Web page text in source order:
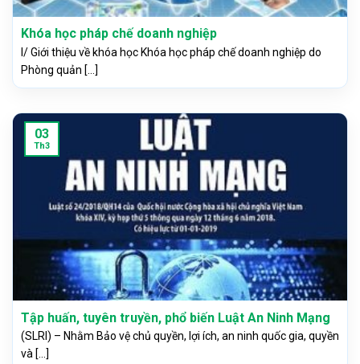
Khóa học pháp chế doanh nghiệp
I/ Giới thiệu về khóa học Khóa học pháp chế doanh nghiệp do
Phòng quản [...]
Tập huấn, tuyên truyền, phổ biến Luật An Ninh Mạng
(SLRI) – Nhằm Bảo vệ chủ quyền, lợi ích, an ninh quốc gia, quyền
và [...]
03
Th3